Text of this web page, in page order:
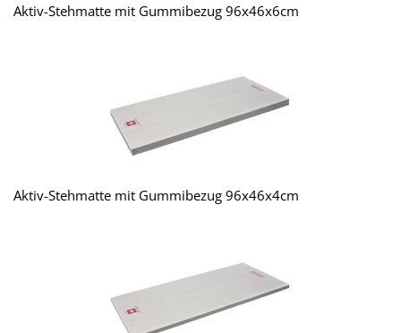
Aktiv-Stehmatte mit Gummibezug 96x46x6cm
Aktiv-Stehmatte mit Gummibezug 96x46x4cm